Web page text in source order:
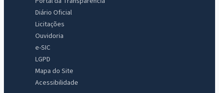
Diário Oficial
Licitações
Ouvidoria
e-SIC
LGPD
Mapa do Site
Acessibilidade